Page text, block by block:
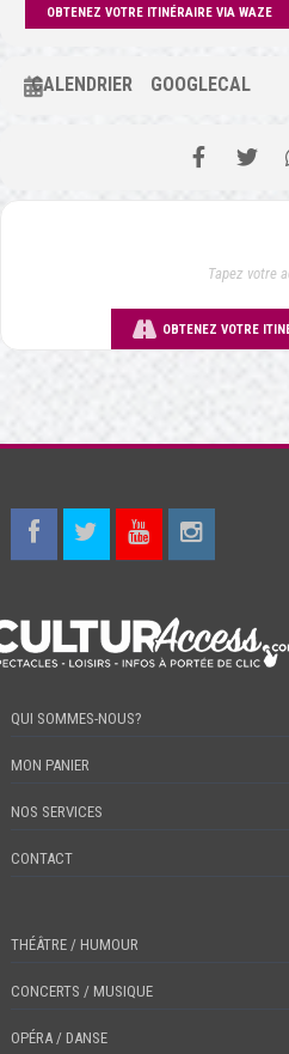
OBTENEZ VOTRE ITINÉRAIRE VIA WAZE
CALENDRIER GOOGLECAL
OBTENEZ VOTRE
QUI SOMMES-NOUS?
MON PANIER
NOS SERVICES
CONTACT
THÉÂTRE / HUMOUR
CONCERTS / MUSIQUE
OPÉRA / DANSE